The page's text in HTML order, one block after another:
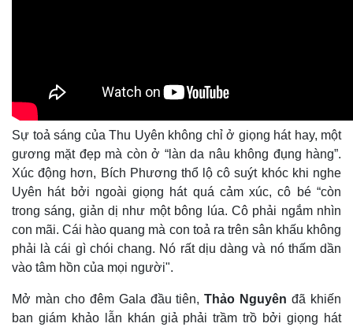
Infographic
Sự toả sáng của Thu Uyên không chỉ ở giọng hát hay, một
gương mặt đẹp mà còn ở “làn da nâu không đụng hàng”.
Xúc động hơn, Bích Phương thổ lộ cô suýt khóc khi nghe
Uyên hát bởi ngoài giọng hát quá cảm xúc, cô bé “còn
trong sáng, giản dị như một bông lúa. Cô phải ngắm nhìn
con mãi. Cái hào quang mà con toả ra trên sân khấu không
phải là cái gì chói chang. Nó rất dịu dàng và nó thấm dần
vào tâm hồn của mọi người".
Mở màn cho đêm Gala đầu tiên,Thảo Nguyên đã khiến
ban giám khảo lẫn khán giả phải trầm trồ bởi giọng hát